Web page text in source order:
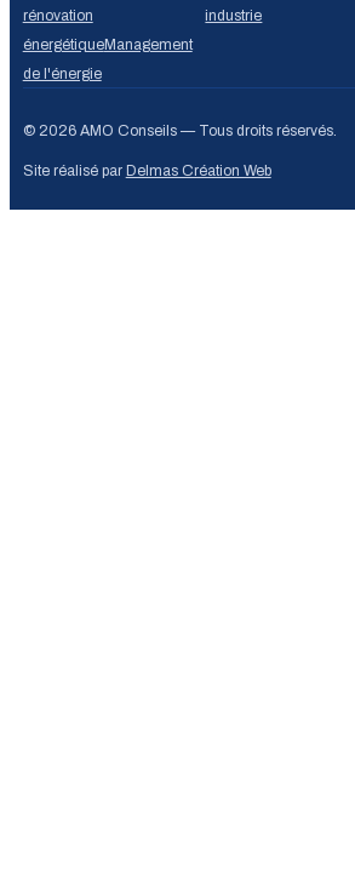
rénovation
énergétiqueManagement
de l'énergie
industrie
© 2026 AMO Conseils — Tous droits réservés.
Site réalisé parDelmas Création Web